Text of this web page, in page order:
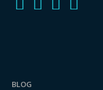
BLOG